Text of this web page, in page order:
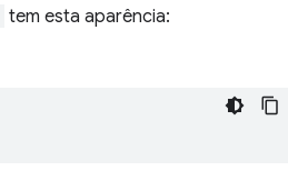
tem esta aparência: